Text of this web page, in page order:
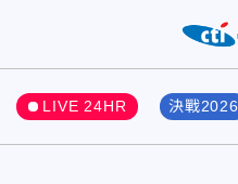
LIVE 24HR 決戰2026